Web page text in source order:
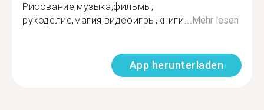
Рисование,музыка,фильмы,
рукоделие,магия,видеоигры,книги... Mehr lesen
App herunterladen